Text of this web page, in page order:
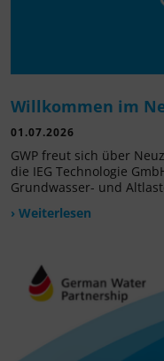
Willkommen im
01.07.2026
GWP freut sich über
die IEG Technologie
Grundwasser- und
› Weiterlesen